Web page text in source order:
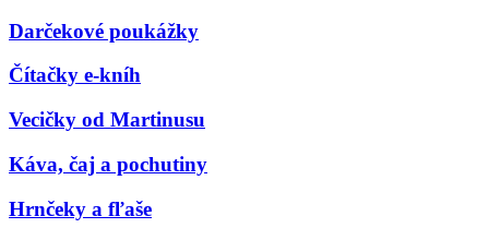
Darčekové poukážky
Čítačky e-kníh
Vecičky od Martinusu
Káva, čaj a pochutiny
Hrnčeky a fľaše